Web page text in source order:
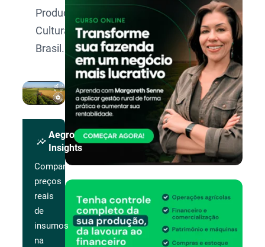
Produção de
Culturas no
Brasil.
insights
Aegro
Insights
Compare
preços
reais
de
insumos
na